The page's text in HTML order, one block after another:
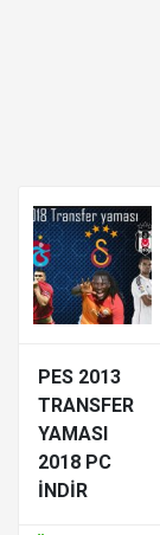
PES 2013
TRANSFER
YAMASI
2018 PC
INDIR